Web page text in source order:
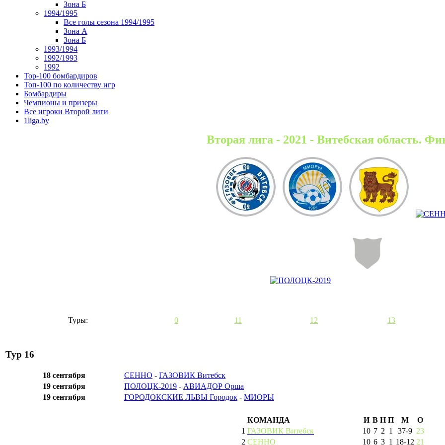
Зона Б
1994/1995
Все голы сезона 1994/1995
Зона А
Зона Б
1993/1994
1992/1993
1992
Top-100 бомбардиров
Топ-100 по количеству игр
Бомбардиры
Чемпионы и призеры
Все игроки Второй лиги
1liga.by
Вторая лига - 2021 - Витебская область.
Туры: 0 11 12 13
Тур 16
18 сентября СЕННО - ГАЗОВИК Витебск
19 сентября
ПОЛОЦК-2019 - АВИАДОР Орша
19 сентября
ГОРОДОКСКИЕ ЛЬВЫ Городок - МИОРЫ
КОМАНДА И В Н П М
О
1 ГАЗОВИК Витебск 10 7 2 1 37-9 23
2 СЕННО 10 6 3 1 18-12 21